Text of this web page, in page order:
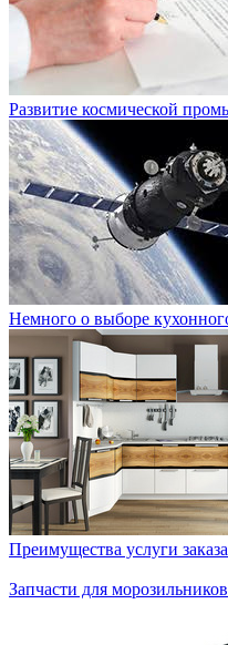
Развитие космической
Немного о выборе
Преимущества услуги
Запчасти для морозильников